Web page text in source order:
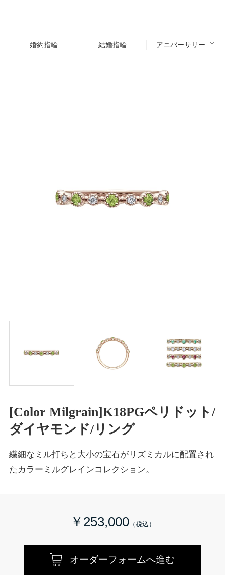
婚約指輪 結婚指輪 アニバーサリー
[Color Milgrain]K18PGペリドット/
ダイヤモンド/リング
繊細なミル打ちと大小の宝石がリズミカルに配置され
たカラーミルグレインコレクション。
￥253,000
オーダーフォームへ進む